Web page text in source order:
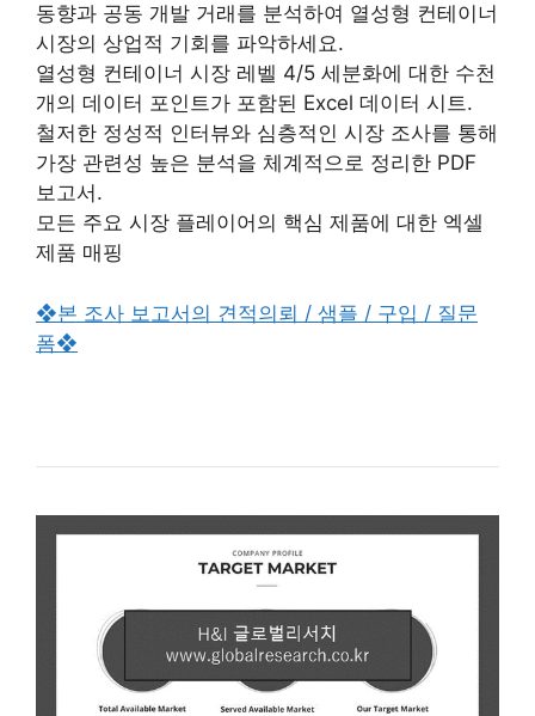
동향과 공동 개발 거래를 분석하여 열성형 컨테이너
시장의 상업적 기회를 파악하세요.
열성형 컨테이너 시장 레벨 4/5 세분화에 대한 수천
개의 데이터 포인트가 포함된 Excel 데이터 시트.
철저한 정성적 인터뷰와 심층적인 시장 조사를 통해
가장 관련성 높은 분석을 체계적으로 정리한 PDF
보고서.
모든 주요 시장 플레이어의 핵심 제품에 대한 엑셀
제품 매핑
❖본 조사 보고서의 견적의뢰 / 샘플 / 구입 / 질문
폼❖